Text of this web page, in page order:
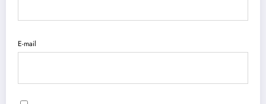
E-mail